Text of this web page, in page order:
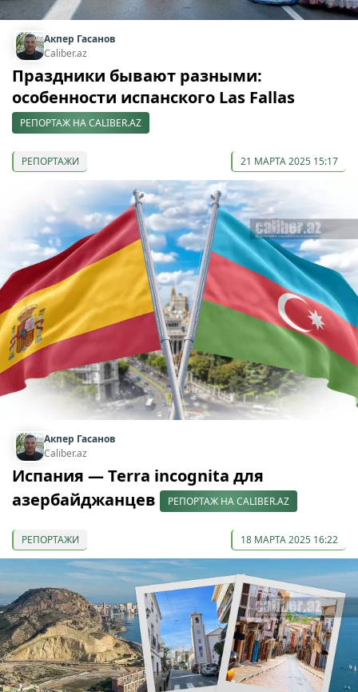
Акпер Гасанов
Caliber.az
Праздники бывают разными:
особенности испанского Las Fallas
РЕПОРТАЖ НА CALIBER.AZ
РЕПОРТАЖИ 21 МАРТА 2025 15:17
Акпер Гасанов
Caliber.az
Испания — Terra incognita для
азербайджанцев
РЕПОРТАЖ НА CALIBER.AZ
РЕПОРТАЖИ 18 МАРТА 2025 16:22